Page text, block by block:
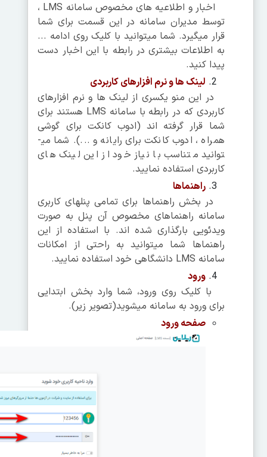
اخبار و اطلاعیه های مخصوص سامانه LMS ،
توسط مدیران سامانه در این قسمت برای شما
قرار می­گیرد. شما می­توانید با کلیک روی ادامه ...
به اطلاعات بیشتری در رابطه با این اخبار دست
پیدا کنید.
لینک ها و نرم افزارهای کاربردی
در این منو یکسری از لینک ها و نرم افزارهای
کاربردی که در رابطه با سامانه LMS هستند برای
شما قرار گرفته اند (ادوب کانکت برای گوشی
همراه ، ادوب کانکت برای رایانه و ...). شما می­
توانید متناسب با نیاز خود از این لینک های
کاربردی استفاده نمایید.
راهنماها
در بخش راهنماها برای تمامی پنل­های کاربری
سامانه راهنماهای مخصوص آن پنل به صورت
ویدئویی بارگذاری شده اند. با استفاده از این
راهنماها شما می­توانید به راحتی از امکانات
سامانه LMS دانشگاهی خود استفاده نمایید.
ورود
با کلیک روی ورود، شما وارد بخش ابتدایی
برای ورود به سامانه می­شوید(تصویر زیر).
صفحه ورود